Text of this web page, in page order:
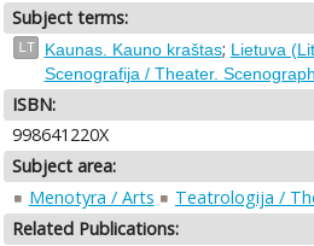
Subject terms:
LT Kaunas. Kauno kraštas; Lietuva
Scenografija / Theater.
ISBN:
998641220X
Subject area:
Menotyra / Arts
Teatrologija /
Related Publications: